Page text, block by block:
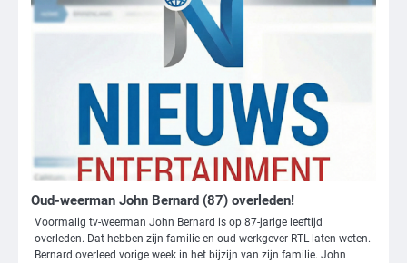
Oud-weerman John Bernard (87) overleden!
Voormalig tv-weerman John Bernard is op 87-jarige leeftijd
overleden. Dat hebben zijn familie en oud-werkgever RTL laten weten.
Bernard overleed vorige week in het bijzijn van zijn familie. John